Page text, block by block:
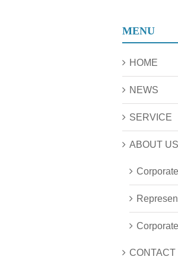
MENU
HOME
NEWS
SERVICE
ABOUT US
CONTACT